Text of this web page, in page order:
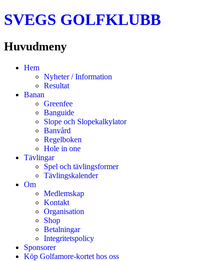
SVEGS GOLFKLUBB
Huvudmeny
HoppaHem
Nyheter / Information
Resultat
Banan
Greenfee
Banguide
Slope och Slopekalkylator
Banvård
Regelboken
Hole in one
Tävlingar
Spel och tävlingsformer
Tävlingskalender
Om
Medlemskap
Kontakt
Organisation
Shop
Betalningar
Integritetspolicy
Sponsorer
Köp Golfamore-kortet hos oss